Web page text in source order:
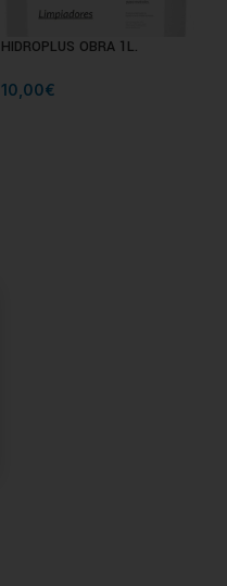
HIDROPLUS OBRA 1L.
10,00€